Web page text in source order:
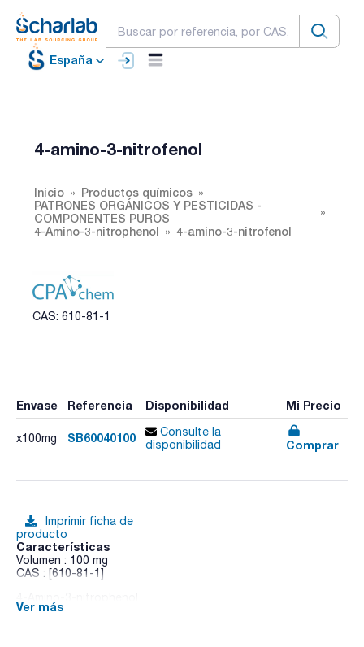
España
4-amino-3-nitrofenol
Inicio
Productos químicos
PATRONES ORGÁNICOS Y PESTICIDAS -
COMPONENTES PUROS
4-Amino-3-nitrophenol
4-amino-3-nitrofenol
CAS: 610-81-1
Envase Referencia Disponibilidad Mi Precio
x100mg SB60040100
Consulte la
disponibilidad
Comprar
Imprimir ficha de
producto
Características
Volumen : 100 mg
CAS : [610-81-1]
Ver más